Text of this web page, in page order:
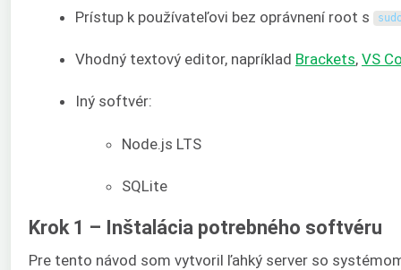
Prístup k používateľovi bez oprávnení root s
Vhodný textový editor, napríklad Brackets, VS
Iný softvér:
Node.js LTS
SQLite
Krok 1 – Inštalácia potrebného softvéru
Pre tento návod som vytvoril ľahký server so